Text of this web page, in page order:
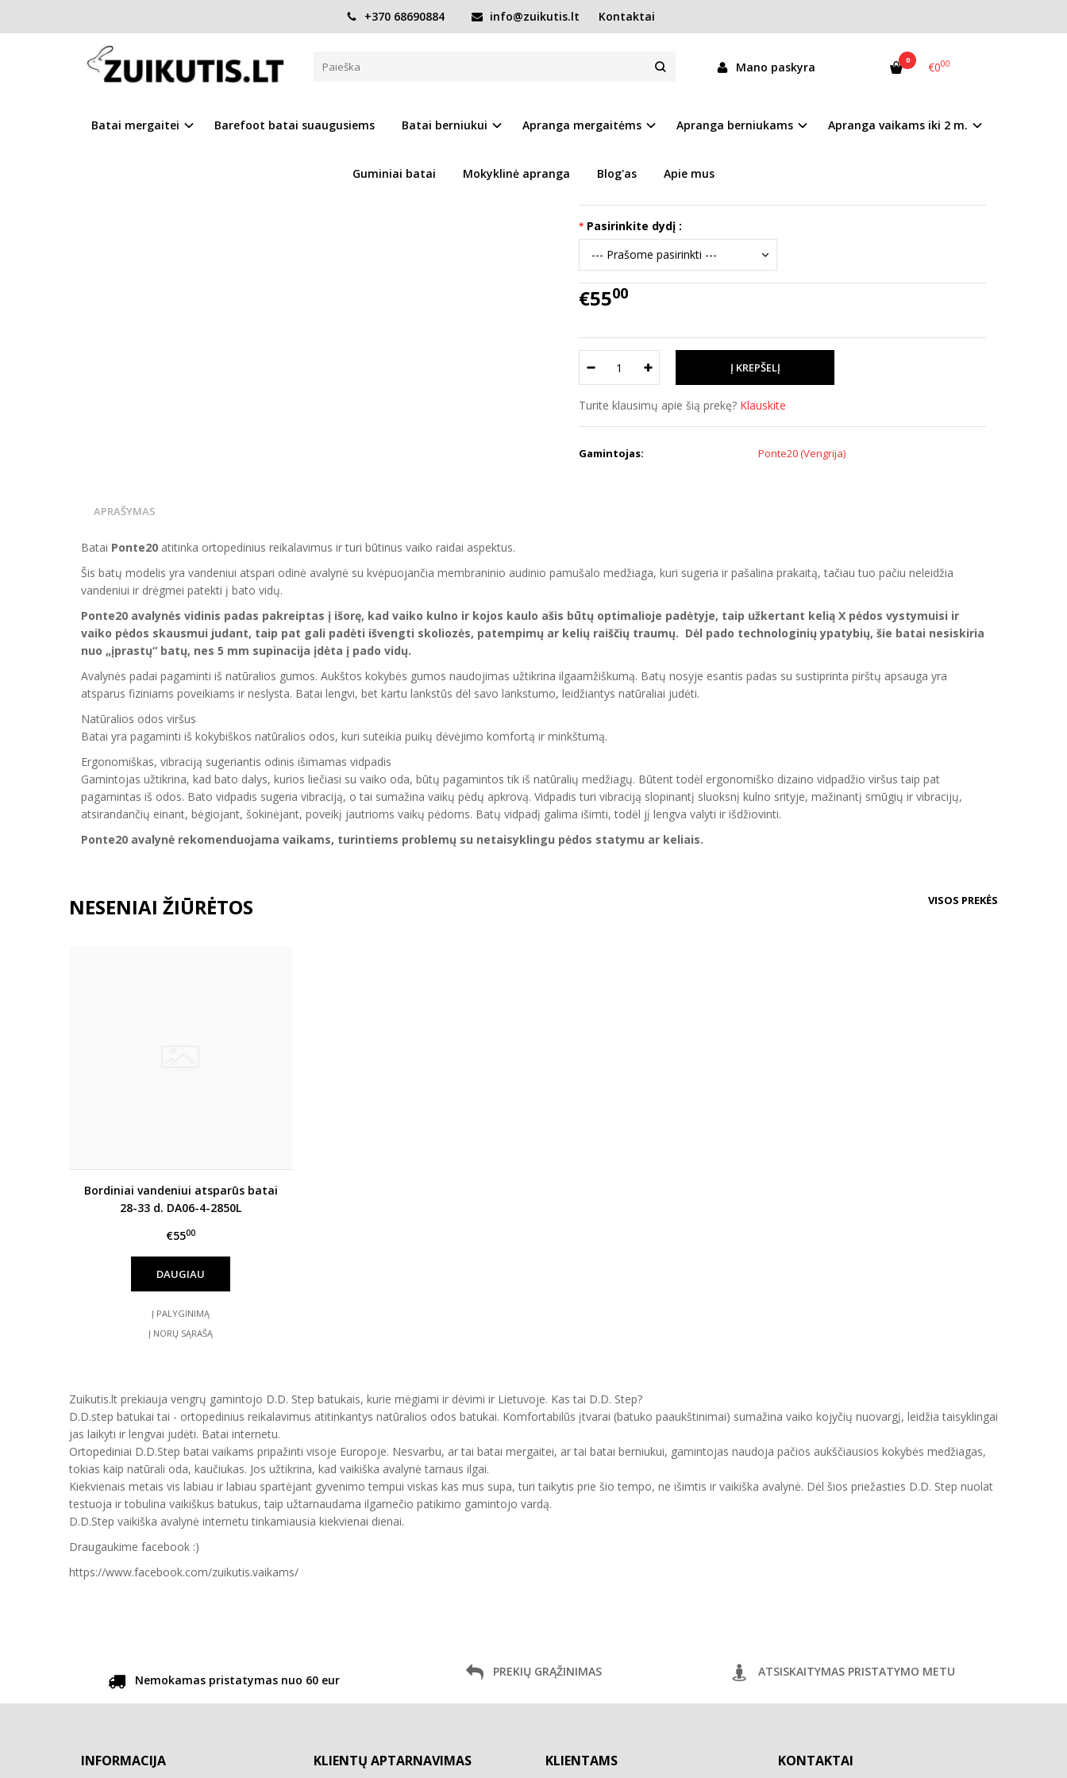
+370 68690884 info@zuikutis.lt Kontaktai
Mano paskyra 0 €000
Batai mergaitei Barefoot batai suaugusiems Batai berniukui Apranga mergaitėms Apranga berniukams Apranga vaikams iki 2 m.
Guminiai batai Mokyklinė apranga Blog'as Apie mus
Pagrindinis Batai mergaitei D.D.Step batai mergaitėms Bordiniai vandeniui atsparūs batai 28-33 d. DA06-4-2850L
BORDINIAI VANDENIUI ATSPARŪS BATAI 28-33 D. DA06-4-2850L
Į PALYGINIMĄ Į NORŲ SĄRAŠĄ
Prekės kodas:
14402-DA06-4-2850L
Pasirinkite dydį :
€5500
Turite klausimų apie šią prekę? Klauskite
Gamintojas: Ponte20 (Vengrija)
APRAŠYMAS
Batai Ponte20 atitinka ortopedinius reikalavimus ir turi būtinus vaiko raidai aspektus.
Šis batų modelis yra vandeniui atspari odinė avalynė su kvėpuojančia membraninio audinio pamušalo medžiaga, kuri sugeria ir pašalina prakaitą, tačiau tuo pačiu neleidžia
vandeniui ir drėgmei patekti į bato vidų.
Ponte20 avalynės vidinis padas pakreiptas į išorę, kad vaiko kulno ir kojos kaulo ašis būtų optimalioje padėtyje, taip užkertant kelią X pėdos vystymuisi ir
vaiko pėdos skausmui judant, taip pat gali padėti išvengti skoliozės, patempimų ar kelių raiščių traumų. Dėl pado technologinių ypatybių, šie batai nesiskiria
nuo „įprastų“ batų, nes 5 mm supinacija įdėta į pado vidų.
Avalynės padai pagaminti iš natūralios gumos. Aukštos kokybės gumos naudojimas užtikrina ilgaamžiškumą. Batų nosyje esantis padas su sustiprinta pirštų apsauga yra
atsparus fiziniams poveikiams ir neslysta. Batai lengvi, bet kartu lankstūs dėl savo lankstumo, leidžiantys natūraliai judėti.
Natūralios odos viršus
Batai yra pagaminti iš kokybiškos natūralios odos, kuri suteikia puikų dėvėjimo komfortą ir minkštumą.
Ergonomiškas, vibraciją sugeriantis odinis išimamas vidpadis
Gamintojas užtikrina, kad bato dalys, kurios liečiasi su vaiko oda, būtų pagamintos tik iš natūralių medžiagų. Būtent todėl ergonomiško dizaino vidpadžio viršus taip pat
pagamintas iš odos. Bato vidpadis sugeria vibraciją, o tai sumažina vaikų pėdų apkrovą. Vidpadis turi vibraciją slopinantį sluoksnį kulno srityje, mažinantį smūgių ir vibracijų,
atsirandančių einant, bėgiojant, šokinėjant, poveikį jautrioms vaikų pėdoms. Batų vidpadį galima išimti,todėl jį lengva valyti ir išdžiovinti.
Ponte20 avalynė rekomenduojama vaikams, turintiems problemų su netaisyklingu pėdos statymu ar keliais.
NESENIAI ŽIŪRĖTOS VISOS PREKĖS
Bordiniai vandeniui atsparūs batai
28-33 d. DA06-4-2850L
€5500
DAUGIAU
Į PALYGINIMĄ
Į NORŲ SĄRAŠĄ
Zuikutis.lt prekiauja vengrų gamintojo D.D. Step batukais, kurie mėgiami ir dėvimi ir Lietuvoje. Kas tai D.D. Step?
D.D.step batukai tai - ortopedinius reikalavimus atitinkantys natūralios odos batukai. Komfortabilūs įtvarai (batuko paaukštinimai) sumažina vaiko kojyčių nuovargį, leidžia taisyklingai
jas laikyti ir lengvai judėti. Batai internetu.
Ortopediniai D.D.Step batai vaikams pripažinti visoje Europoje. Nesvarbu, ar tai batai mergaitei, ar tai batai berniukui, gamintojas naudoja pačios aukščiausios kokybės medžiagas,
tokias kaip natūrali oda, kaučiukas. Jos užtikrina, kad vaikiška avalynė tarnaus ilgai.
Kiekvienais metais vis labiau ir labiau spartėjant gyvenimo tempui viskas kas mus supa, turi taikytis prie šio tempo, ne išimtis ir vaikiška avalynė. Dėl šios priežasties D.D. Step nuolat
testuoja ir tobulina vaikiškus batukus, taip užtarnaudama ilgamečio patikimo gamintojo vardą.
D.D.Step vaikiška avalynė internetu tinkamiausia kiekvienai dienai.
Draugaukime facebook :)
https://www.facebook.com/zuikutis.vaikams/
Nemokamas pristatymas nuo 60 eur
PREKIŲ GRĄŽINIMAS ATSISKAITYMAS PRISTATYMO METU
INFORMACIJA KLIENTŲ APTARNAVIMAS KLIENTAMS KONTAKTAI